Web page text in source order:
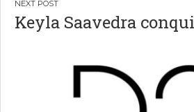
Keyla Saavedra